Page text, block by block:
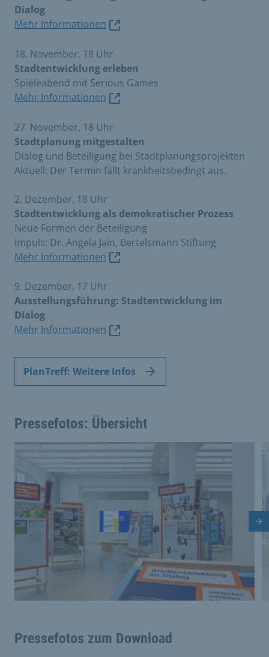
Dialog
Mehr Informationen
18. November, 18 Uhr
Stadtentwicklung erleben
Spieleabend mit Serious Games
Mehr Informationen
27. November, 18 Uhr
Stadtplanung mitgestalten
Dialog und Beteiligung bei Stadtplanungsprojekten
Aktuell: Der Termin fällt krankheitsbedingt aus.
2. Dezember, 18 Uhr
Stadtentwicklung als demokratischer Prozess
Neue Formen der Beteiligung
Impuls: Dr. Angela Jain, Bertelsmann Stiftung
Mehr Informationen
9. Dezember, 17 Uhr
Ausstellungsführung: Stadtentwicklung im
Dialog
Mehr Informationen
PlanTreff: Weitere Infos
Pressefotos: Übersicht
Dies ist eine Bildergalerie in einem Slider. Mit den
Vergrößere Bild 0
Pressefotos zum Download